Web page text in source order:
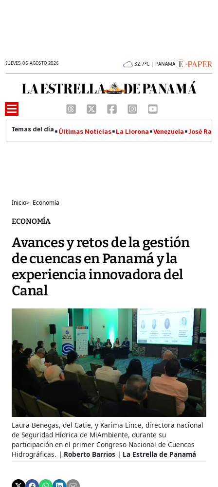
JUEVES 06 AGOSTO 2026 32.7°C | PANAMÁ
Últimas Noticias La Llorona Venezuela José
Inicio> Economía
ECONOMÍA
Avances y retos de la gestión
de cuencas en Panamá y la
experiencia innovadora del
Canal
Laura Benegas, del Catie, y Karima Lince, directora nacional
de Seguridad Hídrica de MiAmbiente, durante su
participación en el primer Congreso Nacional de Cuencas
Hidrográficas.
Roberto Barrios | La Estrella de Panamá